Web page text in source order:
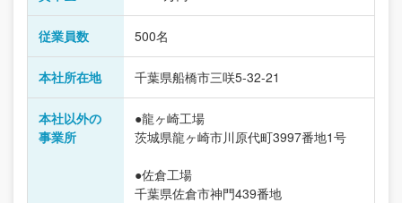
従業員数 500名
本社所在地 千葉県船橋市三咲5-32-21
本社以外の
事業所
●龍ヶ崎工場
茨城県龍ヶ崎市川原代町3997番地1号
●佐倉工場
千葉県佐倉市神門439番地